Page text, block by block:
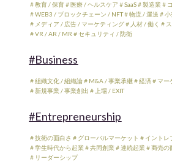
＃教育 / 保育＃医療 / ヘルスケア ＃SaaS＃製造業＃
＃WEB3 / ブロックチェーン / NFT＃物流 / 運送 ＃
＃メディア / 広告 / マーケティング＃人材 / 働く ＃
＃VR / AR / MR ＃セキュリティ / 防衛
#Business
＃組織文化 / 組織論＃M&A / 事業承継＃経済＃マー
＃新規事業 / 事業創出 ＃上場 / EXIT
#Entrepreneurship
＃技術の面白さ ＃グローバルマーケット ＃イントレ
＃学生時代から起業＃共同創業＃連続起業＃商売の
＃リーダーシップ